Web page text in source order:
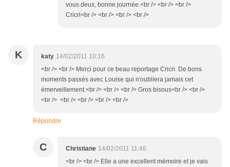
vous deux, bonne journée.<br /> <br /> <br />
Cricri<br /> <br /> <br /> <br />
K katy 14/02/2011 10:16
<br /> <br /> Merci pour ce beau reportage Cricri. De bons
moments passés avec Louise qui n'oubliera jamais cet
émerveillement.<br /> <br /> <br /> Gros bisous<br /> <br />
<br /> <br /> <br /> <br /> <br />
Répondre
C Christiane 14/02/2011 11:46
<br /> <br /> Elle a une excellent mémoire et je vais